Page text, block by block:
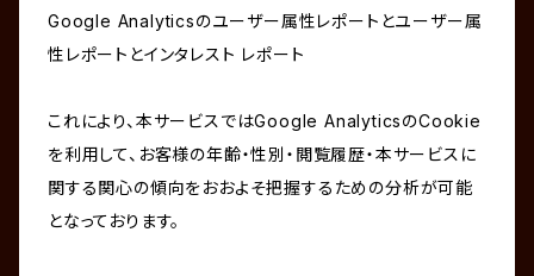
Google Analyticsのユーザー属性レポートとユーザー属
性レポートとインタレスト レポート
これにより、本サービスではGoogle AnalyticsのCookie
を利用して、お客様の年齢・性別・閲覧履歴・本サービスに
関する関心の傾向をおおよそ把握するための分析が可能
となっております。